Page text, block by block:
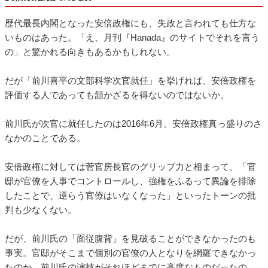
歴代最長内閣となった安倍政権にも、失政と言われても仕方な
いものはあった。「え、月刊『Hanada』のサイトでそれを言う
の」と驚かれる向きもあるかもしれない。
だが「前川喜平の文部科学次官就任」を挙げれば、安倍政権を
評価する人であっても頷かざるを得ないのではないか。
前川氏が次官に就任したのは2016年6月。安倍政権真っ盛りのさ
なかのことである。
安倍政権に対しては菅官房長官のグリップ力と相まって、「官
邸が官僚を人事でコントロールし、強権をふるって異論を排除
したことで、逆らう官僚はいなくなった」といったトーンの批
判も少なくない。
だが、前川氏の「面従腹背」を見破ることができなかったのも
事実。官邸がそこまで個別の官僚の人となりを網羅できなかっ